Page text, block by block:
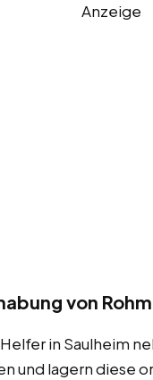
Anzeige
von
in Saulheim
und lagern diese